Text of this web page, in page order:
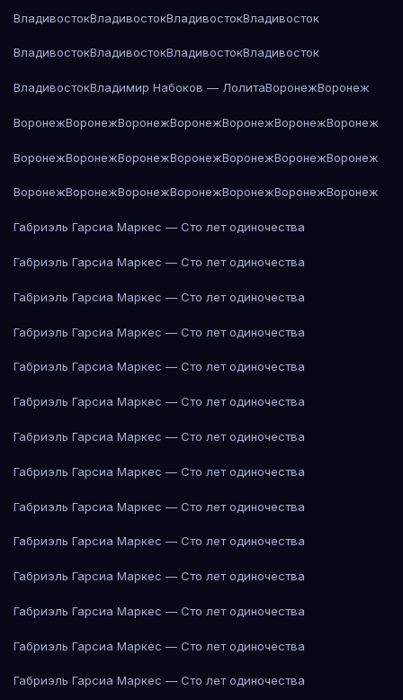
ВладивостокВладивостокВладивостокВладивосток
ВладивостокВладивостокВладивостокВладивосток
ВладивостокВладимир Набоков — ЛолитаВоронежВоронеж
ВоронежВоронежВоронежВоронежВоронежВоронежВоронеж
ВоронежВоронежВоронежВоронежВоронежВоронежВоронеж
ВоронежВоронежВоронежВоронежВоронежВоронежВоронеж
Габриэль Гарсиа Маркес — Сто лет одиночества
Габриэль Гарсиа Маркес — Сто лет одиночества
Габриэль Гарсиа Маркес — Сто лет одиночества
Габриэль Гарсиа Маркес — Сто лет одиночества
Габриэль Гарсиа Маркес — Сто лет одиночества
Габриэль Гарсиа Маркес — Сто лет одиночества
Габриэль Гарсиа Маркес — Сто лет одиночества
Габриэль Гарсиа Маркес — Сто лет одиночества
Габриэль Гарсиа Маркес — Сто лет одиночества
Габриэль Гарсиа Маркес — Сто лет одиночества
Габриэль Гарсиа Маркес — Сто лет одиночества
Габриэль Гарсиа Маркес — Сто лет одиночества
Габриэль Гарсиа Маркес — Сто лет одиночества
Габриэль Гарсиа Маркес — Сто лет одиночества